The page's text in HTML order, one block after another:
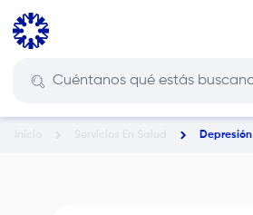
Pasar
principal
Inicio Servicios En Salud Depresión